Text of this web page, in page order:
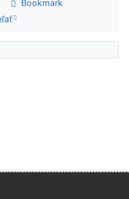
Bookmark